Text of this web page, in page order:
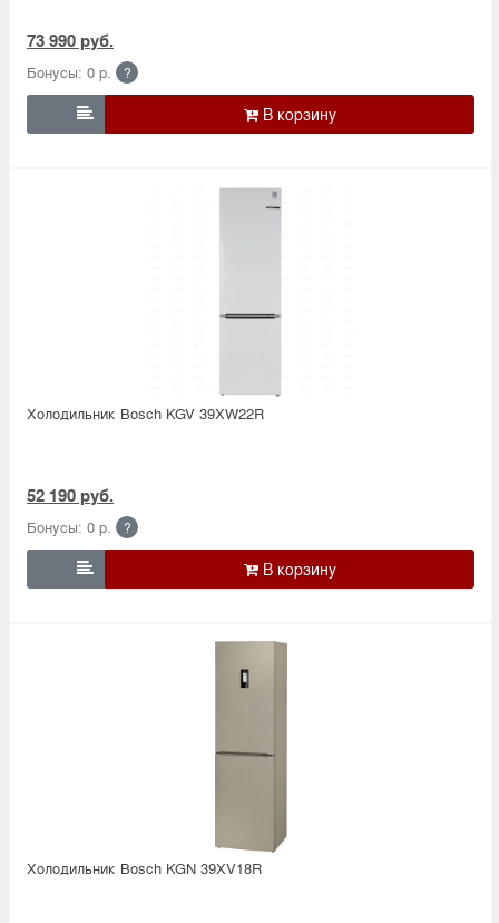
73 990 руб.
Бонусы: 0 р. ?

Холодильник Bosсh KGV 39XW22R
52 190 руб.
Бонусы: 0 р. ?

Холодильник Bosсh KGN 39XV18R